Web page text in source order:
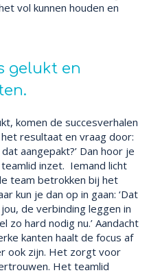
vol kunnen houden en
en
komen de succesverhalen
resultaat en vraag door:
aangepakt?’ Dan hoor je
inzet. Iemand licht
team betrokken bij het
kun je dan op in gaan: ‘Dat
de verbinding leggen in
hard nodig nu.’ Aandacht
kanten haalt de focus af
ook zijn. Het zorgt voor
Het teamlid